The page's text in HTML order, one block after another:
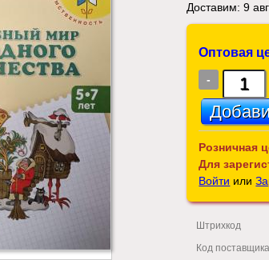
Доставим: 9
Оптовая
-
Розничная
Для
Войти или
Штрихкод
Код